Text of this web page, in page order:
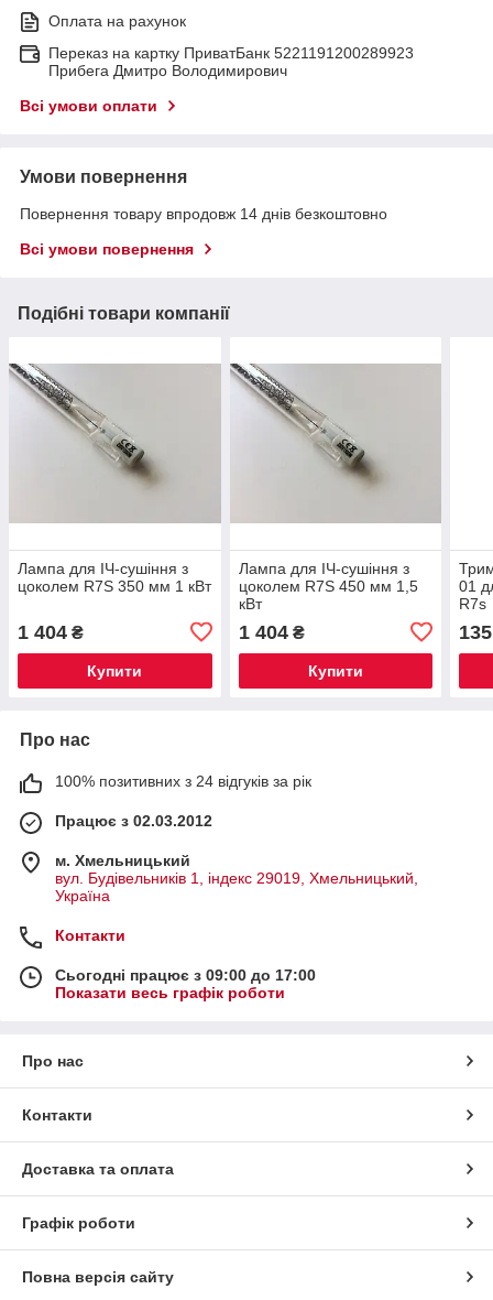
Оплата на рахунок
Переказ на картку ПриватБанк 5221191200289923
Прибега Дмитро Володимирович
Всі умови оплати
Умови повернення
Повернення товару впродовж 14 днів безкоштовно
Всі умови повернення
Подібні товари компанії
Лампа для ІЧ-сушіння з
цоколем R7S 350 мм 1 кВт
1 404 ₴
Купити
Лампа для ІЧ-сушіння з
цоколем R7S 450 мм 1,5
кВт
1 404₴
Купити
01
R7s
135
Про нас
100% позитивних з 24 відгуків за рік
Працює з 02.03.2012
м. Хмельницький
вул. Будівельників 1, індекс 29019, Хмельницький,
Україна
Контакти
Сьогодні працює з 09:00 до 17:00
Показати весь графік роботи
Про нас
Контакти
Доставка та оплата
Графік роботи
Повна версія сайту